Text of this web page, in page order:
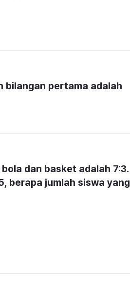
bilangan pertama adalah
dan basket adalah 7:3.
berapa jumlah siswa yang